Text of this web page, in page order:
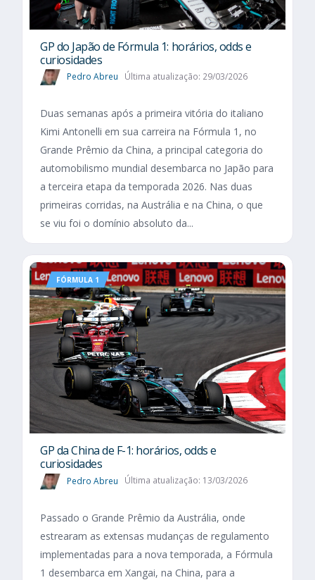
GP do Japão de Fórmula 1: horários, odds e
curiosidades
Pedro Abreu Última atualização: 29/03/2026
Duas semanas após a primeira vitória do italiano
Kimi Antonelli em sua carreira na Fórmula 1, no
Grande Prêmio da China, a principal categoria do
automobilismo mundial desembarca no Japão para
a terceira etapa da temporada 2026. Nas duas
primeiras corridas, na Austrália e na China, o que
se viu foi o domínio absoluto da...
FÓRMULA 1
GP da China de F-1: horários, odds e
curiosidades
Pedro Abreu Última atualização: 13/03/2026
Passado o Grande Prêmio da Austrália, onde
estrearam as extensas mudanças de regulamento
implementadas para a nova temporada, a Fórmula
1 desembarca em Xangai, na China, para a